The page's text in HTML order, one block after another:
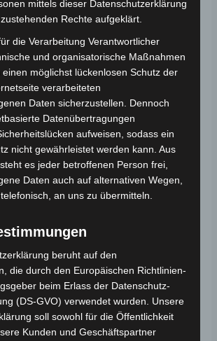
für den Pedelec VB7. Schutz für
für optimale Funktionalität und
Informationen zum Fahrzeug
Volta Motor Pedelec VB7
VB7 CONTROLLER-
GEHÄUSE
mittels dieser Datenschutzerklärung
Rechte aufgeklärt.
die Verarbeitung Verantwortlicher
und organisatorische Maßnahmen
möglichst lückenlosen Schutz der
verarbeiteten
Daten sicherzustellen. Dennoch
Datenübertragungen
aufweisen, sodass ein
nicht gewährleistet werden kann. Aus
es jeder betroffenen Person frei,
Daten auch auf alternativen Wegen,
an uns zu übermitteln.
beruht auf den
die durch den Europäischen Richtlinien-
beim Erlass der Datenschutz-
(DS-GVO) verwendet wurden. Unsere
soll sowohl für die Öffentlichkeit
Kunden und Geschäftspartner